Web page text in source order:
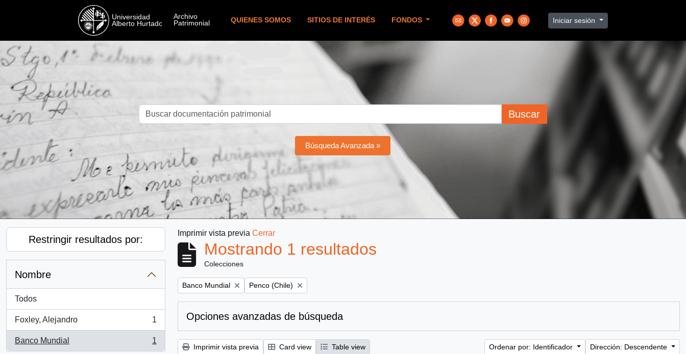
QUIENES SOMOS SITIOS DE INTERÉS FONDOS Iniciar sesión
Buscar
Búsqueda Avanzada »
Restringir resultados por:
Nombre
Todos
Foxley, Alejandro
, 1 resultados
1
Banco Mundial
, 1 resultados
1
Imprimir vista previa Cerrar
Mostrando 1 resultados
Colecciones
Remove filter:
Banco Mundial Remove filter:
Penco (Chile)
Opciones avanzadas de búsqueda
Imprimir vista previa Card view Table view Ordenar por: Identificador Dirección: Descendente